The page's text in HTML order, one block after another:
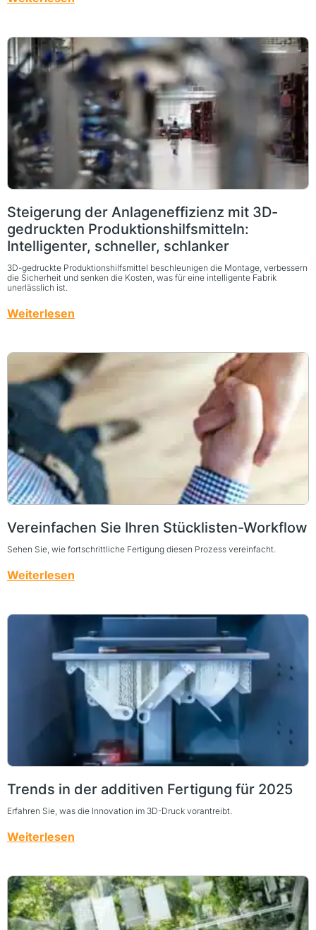
Steigerung der Anlageneffizienz mit 3D-
gedruckten Produktionshilfsmitteln:
Intelligenter, schneller, schlanker
3D-gedruckte Produktionshilfsmittel beschleunigen die Montage, verbessern
die Sicherheit und senken die Kosten, was für eine intelligente Fabrik
unerlässlich ist.
Weiterlesen
Vereinfachen Sie Ihren Stücklisten-Workflow
Sehen Sie, wie fortschrittliche Fertigung diesen Prozess vereinfacht.
Weiterlesen
Trends in der additiven Fertigung für 2025
Erfahren Sie, was die Innovation im 3D-Druck vorantreibt.
Weiterlesen